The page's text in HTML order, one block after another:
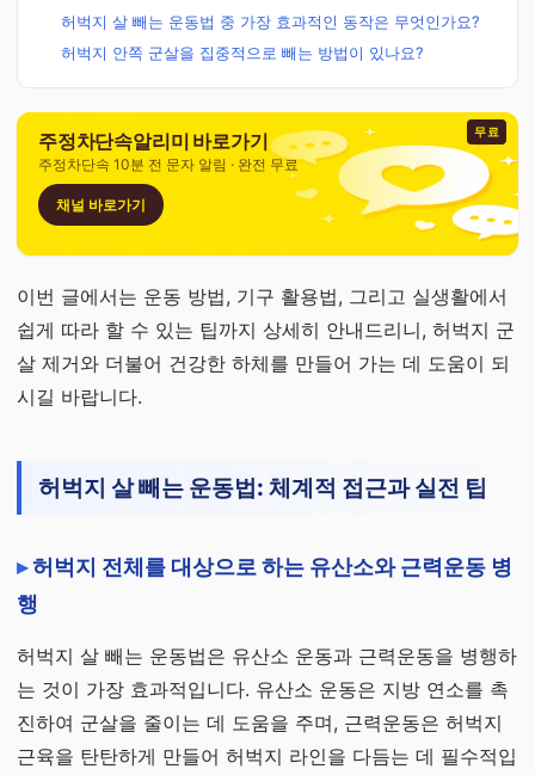
허벅지 살 빼는 운동법 중 가장 효과적인 동작은 무엇인가요?
허벅지 안쪽 군살을 집중적으로 빼는 방법이 있나요?
무료
주정차단속알리미 바로가기
주정차단속 10분 전 문자 알림 · 완전 무료
채널 바로가기
이번 글에서는 운동 방법, 기구 활용법, 그리고 실생활에서
쉽게 따라 할 수 있는 팁까지 상세히 안내드리니, 허벅지 군
살 제거와 더불어 건강한 하체를 만들어 가는 데 도움이 되
시길 바랍니다.
허벅지 살 빼는 운동법: 체계적 접근과 실전 팁
허벅지 전체를 대상으로 하는 유산소와 근력운동 병
행
허벅지 살 빼는 운동법은 유산소 운동과 근력운동을 병행하
는 것이 가장 효과적입니다. 유산소 운동은 지방 연소를 촉
진하여 군살을 줄이는 데 도움을 주며, 근력운동은 허벅지
근육을 탄탄하게 만들어 허벅지 라인을 다듬는 데 필수적입